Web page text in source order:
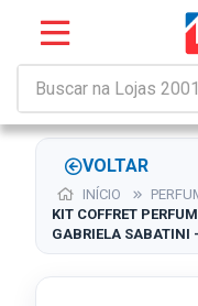
VOLTAR
INÍCIO
KIT COFFRET
GABRIELA SABATINI